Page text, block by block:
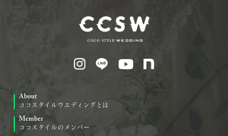
About
ココスタイルウエディングとは
Member
ココスタイルのメンバー